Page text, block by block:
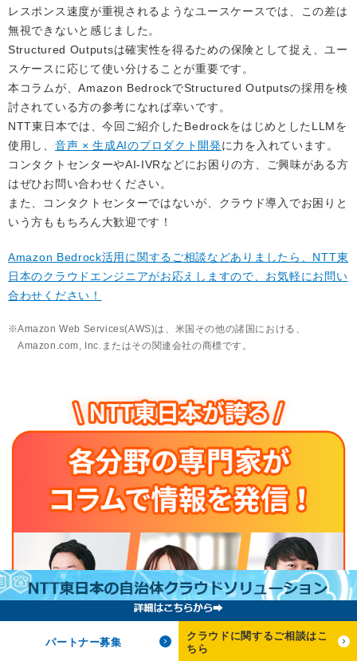
レスポンス速度が重視されるようなユースケースでは、この差は
無視できないと感じました。
Structured Outputsは確実性を得るための保険として捉え、ユー
スケースに応じて使い分けることが重要です。
本コラムが、Amazon BedrockでStructured Outputsの採用を検
討されている方の参考になれば幸いです。
NTT東日本では、今回ご紹介したBedrockをはじめとしたLLMを
使用し、 音声 × 生成AIのプロダクト開発に力を入れています。
コンタクトセンターやAI-IVRなどにお困りの方、ご興味がある方
はぜひお問い合わせください。
また、コンタクトセンターではないが、クラウド導入でお困りと
いう方ももちろん大歓迎です！
Amazon Bedrock活用に関するご相談などありましたら、NTT東
日本のクラウドエンジニアがお応えしますので、お気軽にお問い
合わせください！
Amazon Web Services(AWS)は、米国その他の諸国における、
Amazon.com, Inc.またはその関連会社の商標です。
パートナー募集
クラウドに関するご相談はこ
ちら